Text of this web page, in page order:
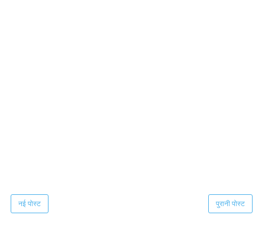
नई पोस्ट पुरानी पोस्ट